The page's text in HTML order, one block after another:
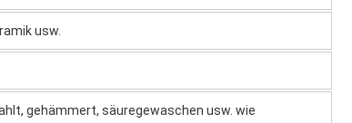
usw.
gehämmert, säuregewaschen usw. wie